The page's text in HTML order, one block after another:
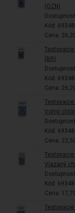
(OZN)
Kód:
Cena:
Testovacie
(BR)
Kód:
Cena:
Testovacie
Voľný chlór
Kód:
Cena:
Testovacie
Viazaný
Kód:
Cena:
Testovacie